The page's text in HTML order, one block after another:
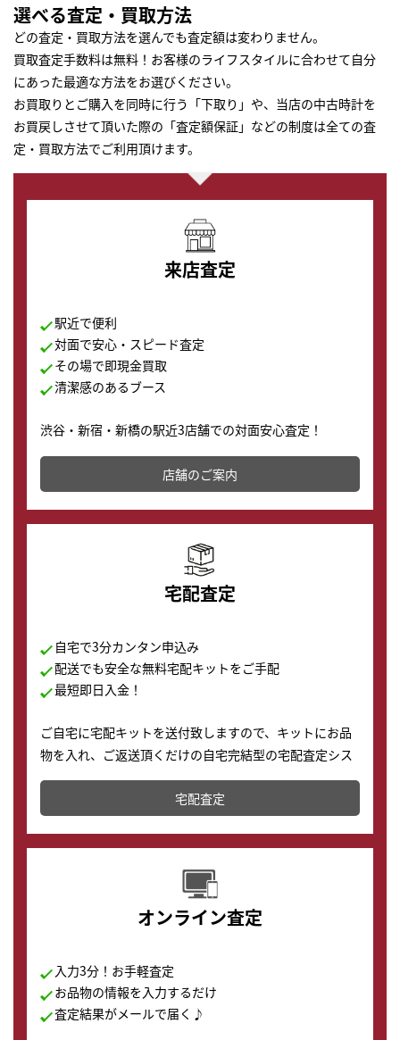
選べる査定・買取方法
どの査定・買取方法を選んでも査定額は変わりません。
買取査定手数料は無料！お客様のライフスタイルに合わせて自分
にあった最適な方法をお選びください。
お買取りとご購入を同時に行う「下取り」や、当店の中古時計を
お買戻しさせて頂いた際の「査定額保証」などの制度は全ての査
定・買取方法でご利用頂けます。
来店査定
駅近で便利
対面で安心・スピード査定
その場で即現金買取
清潔感のあるブース
渋谷・新宿・新橋の駅近3店舗での対面安心査定！
その場で現金買取致します。渋谷本店では、時計販売の
店舗を併設しており、下取りに出してお得に新しい時計
の購入もできます♪
店舗のご案内
宅配査定
自宅で3分カンタン申込み
配送でも安全な無料宅配キットをご手配
最短即日入金！
ご自宅に宅配キットを送付致しますので、キットにお品
物を入れ、ご返送頂くだけの自宅完結型の宅配査定シス
テムです。
配送でも簡単&安全に査定・買取に出すことが可能で
す。
宅配査定
オンライン査定
入力3分！お手軽査定
お品物の情報を入力するだけ
査定結果がメールで届く♪